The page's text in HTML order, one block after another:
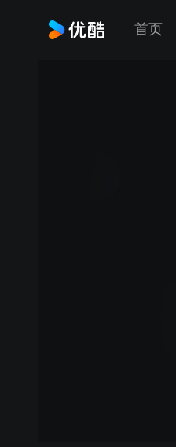
首页